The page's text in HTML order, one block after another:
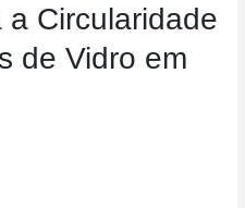
Circularidade
de Vidro em